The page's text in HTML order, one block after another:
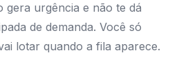
gera urgência e não te dá
de demanda. Você só
lotar quando a fila aparece.